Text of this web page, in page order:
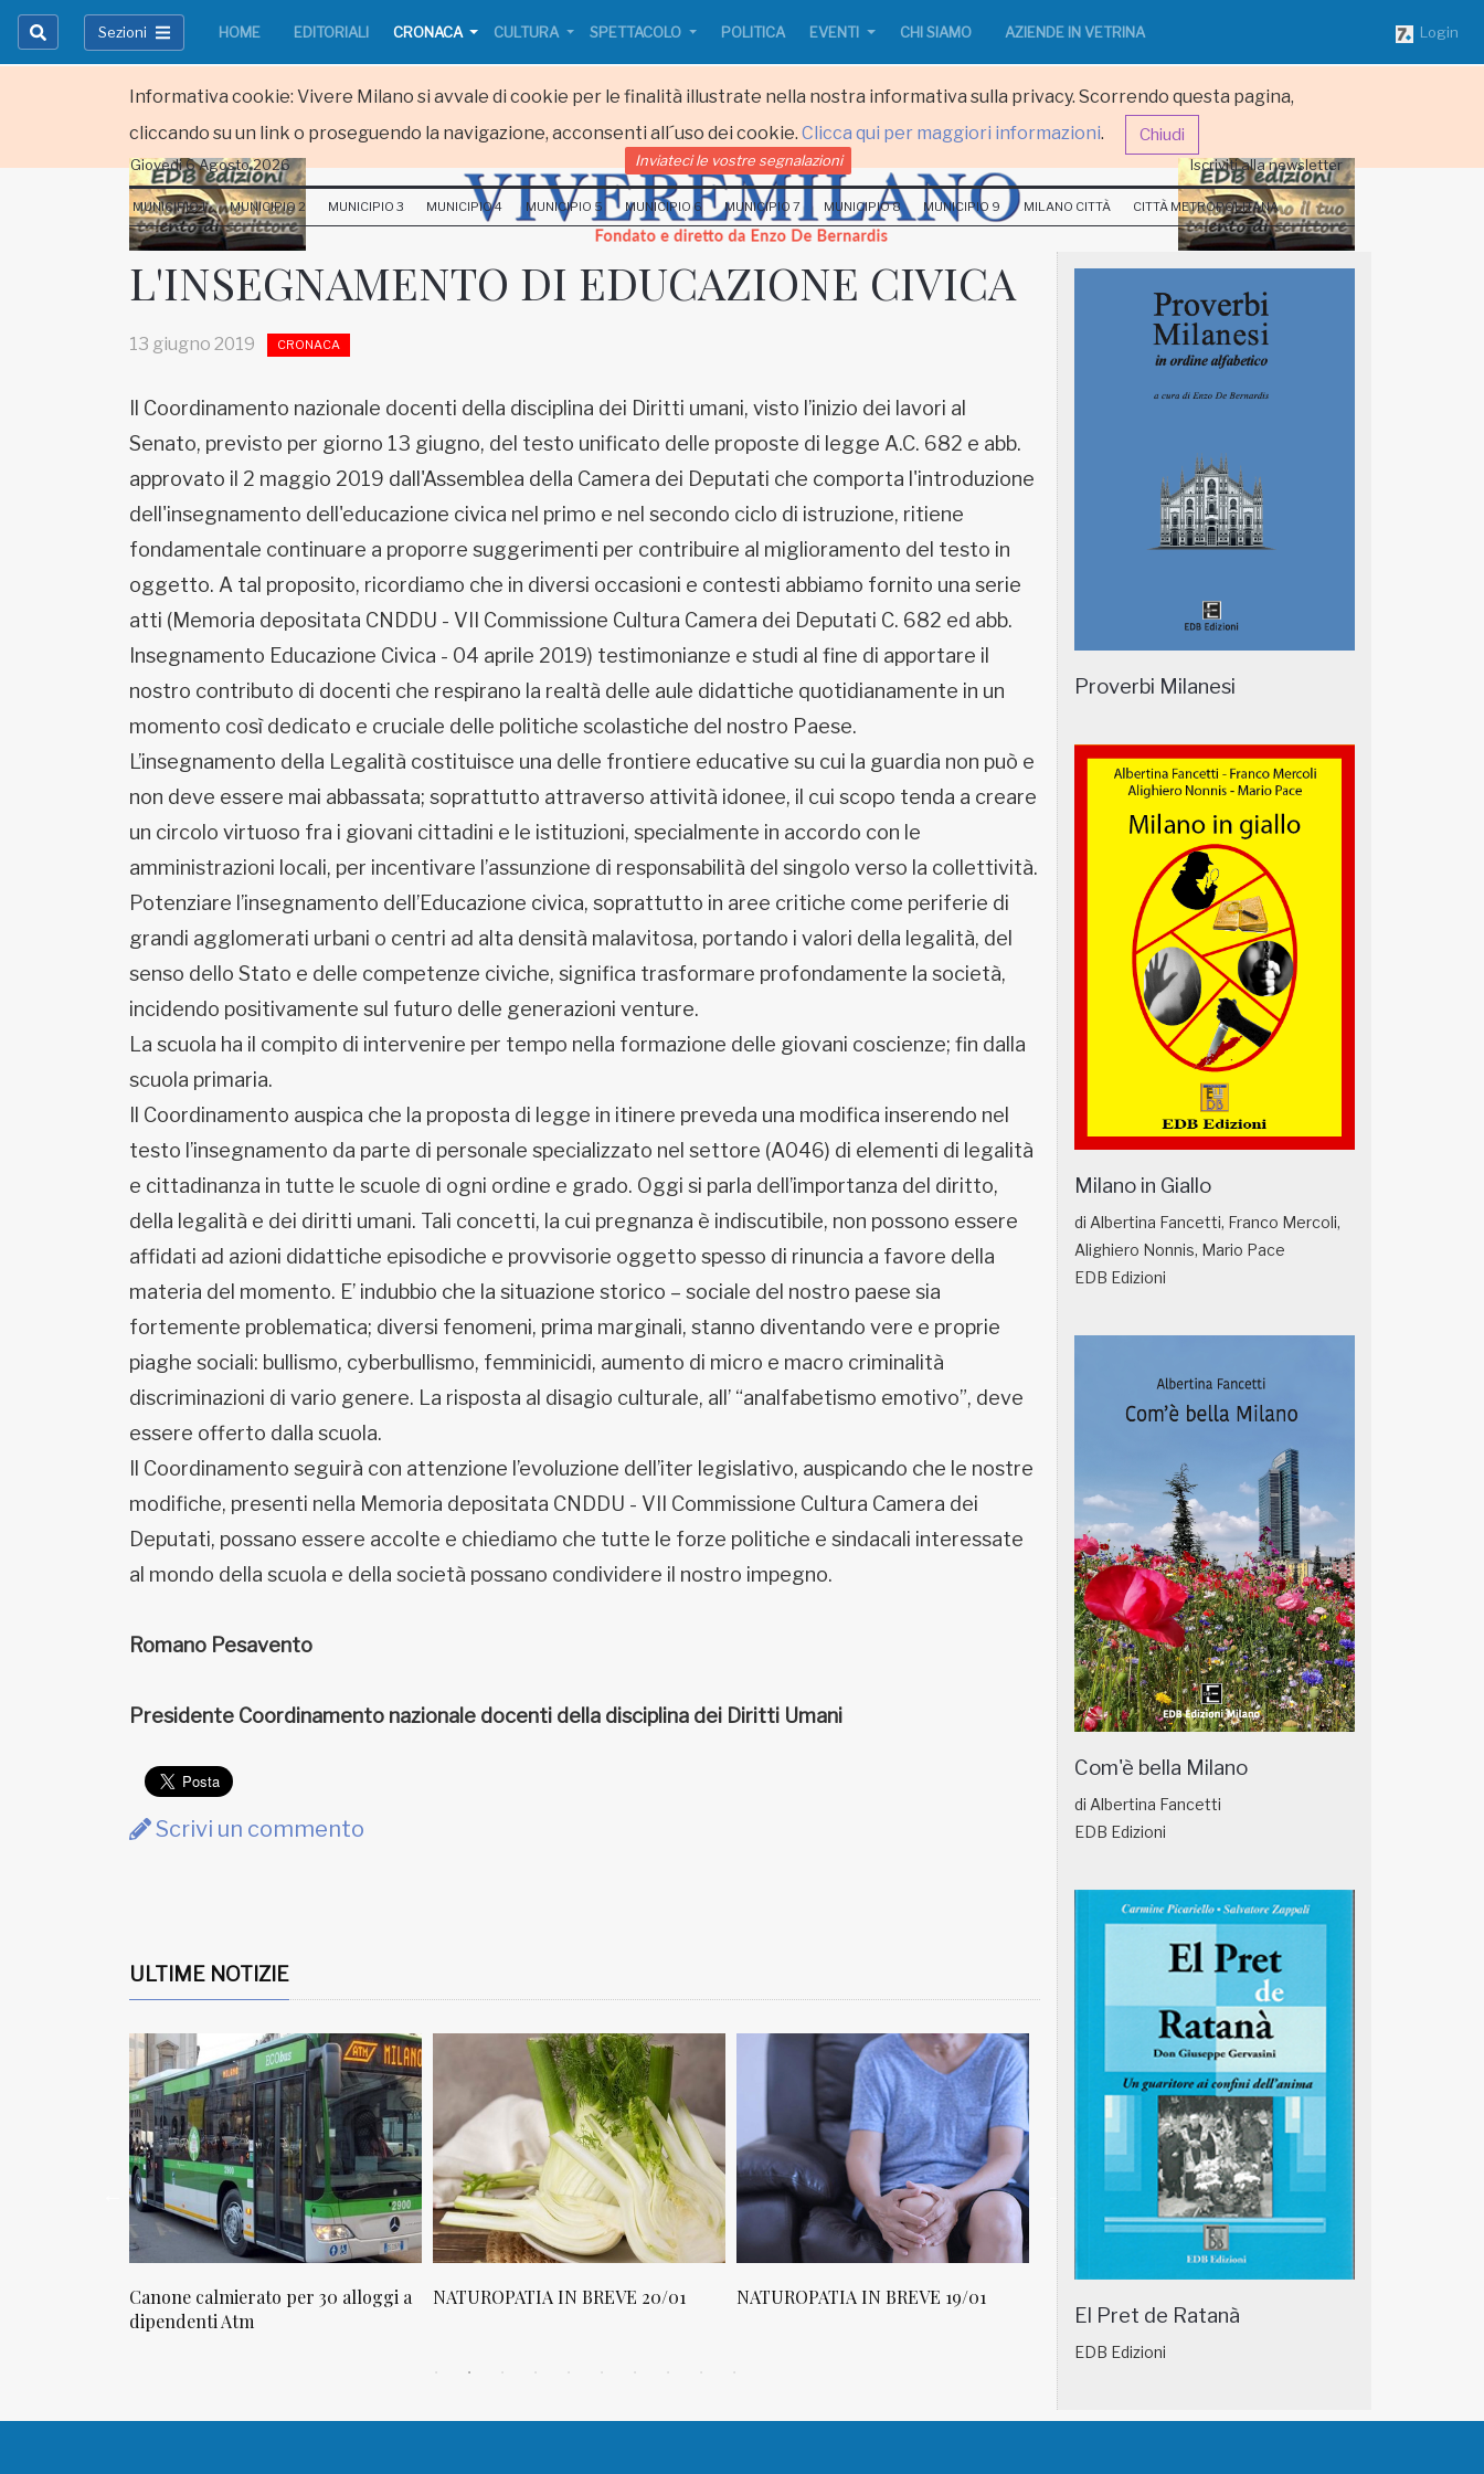
Informativa cookie: Vivere Milano si avvale di cookie per le finalità illustrate nella nostra informativa sulla privacy. Scorrendo questa pagina,
cliccando su un link o proseguendo la navigazione, acconsenti all´uso dei cookie. Clicca qui per maggiori informazioni. Chiudi
Sezioni HOME EDITORIALI CRONACA CULTURA SPETTACOLO POLITICA EVENTI CHI SIAMO AZIENDE IN VETRINA Login
Inviateci le vostre segnalazioni
Iscriviti alla newsletter
www.viveremilano.info
EDB edizioni - Via Brivio angolo C.
Imbonati, 89 20159 Milano (Italia)
Informativa sulla privacy
Giovedi 6 Agosto 2026 Inviateci le vostre segnalazioni Iscriviti alla newsletter
MUNICIPIO 1 MUNICIPIO 2 MUNICIPIO 3 MUNICIPIO 4 MUNICIPIO 5 MUNICIPIO 6 MUNICIPIO 7 MUNICIPIO 8 MUNICIPIO 9 MILANO CITTÀ CITTÀ METROPOLITANA
L'INSEGNAMENTO DI EDUCAZIONE CIVICA
13 giugno 2019 CRONACA
Il Coordinamento nazionale docenti della disciplina dei Diritti umani, visto l’inizio dei lavori al
Senato, previsto per giorno 13 giugno, del testo unificato delle proposte di legge A.C. 682 e abb.
approvato il 2 maggio 2019 dall'Assemblea della Camera dei Deputati che comporta l'introduzione
dell'insegnamento dell'educazione civica nel primo e nel secondo ciclo di istruzione, ritiene
fondamentale continuare a proporre suggerimenti per contribuire al miglioramento del testo in
oggetto. A tal proposito, ricordiamo che in diversi occasioni e contesti abbiamo fornito una serie
atti (Memoria depositata CNDDU - VII Commissione Cultura Camera dei Deputati C. 682 ed abb.
Insegnamento Educazione Civica - 04 aprile 2019) testimonianze e studi al fine di apportare il
nostro contributo di docenti che respirano la realtà delle aule didattiche quotidianamente in un
momento così dedicato e cruciale delle politiche scolastiche del nostro Paese.
L’insegnamento della Legalità costituisce una delle frontiere educative su cui la guardia non può e
non deve essere mai abbassata; soprattutto attraverso attività idonee, il cui scopo tenda a creare
un circolo virtuoso fra i giovani cittadini e le istituzioni, specialmente in accordo con le
amministrazioni locali, per incentivare l’assunzione di responsabilità del singolo verso la collettività.
Potenziare l’insegnamento dell’Educazione civica, soprattutto in aree critiche come periferie di
grandi agglomerati urbani o centri ad alta densità malavitosa, portando i valori della legalità, del
senso dello Stato e delle competenze civiche, significa trasformare profondamente la società,
incidendo positivamente sul futuro delle generazioni venture.
La scuola ha il compito di intervenire per tempo nella formazione delle giovani coscienze; fin dalla
scuola primaria.
Il Coordinamento auspica che la proposta di legge in itinere preveda una modifica inserendo nel
testo l’insegnamento da parte di personale specializzato nel settore (A046) di elementi di legalità
e cittadinanza in tutte le scuole di ogni ordine e grado. Oggi si parla dell’importanza del diritto,
della legalità e dei diritti umani. Tali concetti, la cui pregnanza è indiscutibile, non possono essere
affidati ad azioni didattiche episodiche e provvisorie oggetto spesso di rinuncia a favore della
materia del momento. E’ indubbio che la situazione storico – sociale del nostro paese sia
fortemente problematica; diversi fenomeni, prima marginali, stanno diventando vere e proprie
piaghe sociali: bullismo, cyberbullismo, femminicidi, aumento di micro e macro criminalità
discriminazioni di vario genere. La risposta al disagio culturale, all’ “analfabetismo emotivo”, deve
essere offerto dalla scuola.
Il Coordinamento seguirà con attenzione l’evoluzione dell’iter legislativo, auspicando che le nostre
modifiche, presenti nella Memoria depositata CNDDU - VII Commissione Cultura Camera dei
Deputati, possano essere accolte e chiediamo che tutte le forze politiche e sindacali interessate
al mondo della scuola e della società possano condividere il nostro impegno.
Romano Pesavento
Presidente Coordinamento nazionale docenti della disciplina dei Diritti Umani
Scrivi un commento
ULTIME NOTIZIE
Canone calmierato per 30 alloggi a
dipendenti Atm
NATUROPATIA IN BREVE 20/01 NATUROPATIA IN BREVE 19/01 NATUROPATIA IN BREVE 18/01
Proverbi Milanesi
Milano in Giallo
di Albertina Fancetti, Franco Mercoli,
Alighiero Nonnis, Mario Pace
EDB Edizioni
Com'è bella Milano
di Albertina Fancetti
EDB Edizioni
El Pret de Ratanà
EDB Edizioni